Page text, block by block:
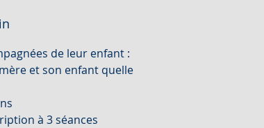
de leur enfant :
et son enfant quelle
à 3 séances